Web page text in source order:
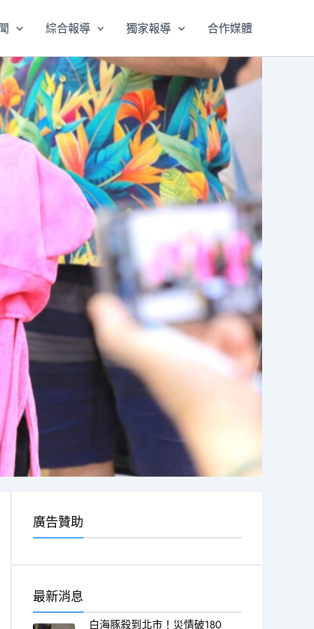
綜合報導 獨家報導 合作媒體
廣告贊助
最新消息
白海豚殺到北市！災情破180